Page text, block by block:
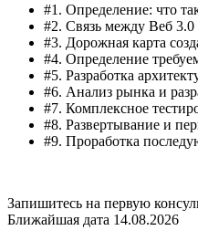
#1. Определение: что
#2. Связь между Веб
#3. Дорожная карта
#4. Определение
#5. Разработка
#6. Анализ рынка и
#7. Комплексное
#8. Развертывание и
#9. Проработка
Запишитесь на первую
Ближайшая дата 14.08.2026